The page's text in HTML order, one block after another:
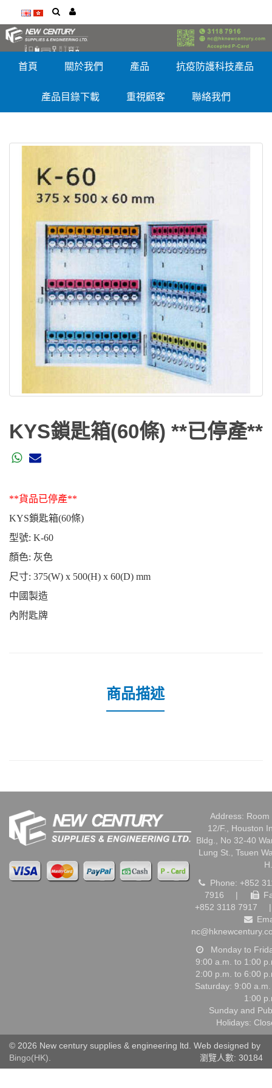
首頁 關於我們 產品 抗疫防護科技產品
產品目錄下載 重視顧客 聯絡我們
KYS鎖匙箱(60條) **已停產**
**貨品已停產**
KYS鎖匙箱(60條)
型號: K-60
顏色: 灰色
尺寸: 375(W) x 500(H) x 60(D) mm
中國製造
內附匙牌
商品描述
Address: Room
12/F., Houston
Bldg., No 32-40
Lung St., Tsuen
Phone: +852
7916
|
+852 3118 7917
|
Monday to
9:00 a.m. to 1:00
2:00 p.m. to 6:00
Saturday: 9:00
1:00
Sunday and
Holidays:
© 2026 New century supplies & engineering ltd. Web designed by
Bingo(HK). 瀏覽人數: 30184